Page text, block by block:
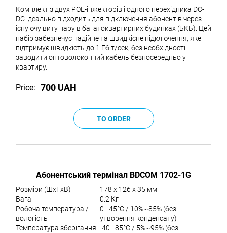
Комплект з двух POE-інжекторів і одного перехідника DC-
DC ідеально підходить для підключення абонентів через
існуючу виту пару в багатоквартирних будинках (БКБ). Цей
набір забезпечує надійне та швидкісне підключення, яке
підтримує швидкість до 1 Гбіт/сек, без необхідності
заводити оптоволоконний кабель безпосередньо у
квартиру.
Price: 700 UAH
Абонентський термінал BDCOM 1702-1G
Розміри (ШxГxВ)
178 x 126 x 35 мм
Вага
0.2 Кг
Робоча температура /
вологість
0 - 45°C / 10%~85% (без
утворення конденсату)
Температура зберігання -40 - 85°C / 5%~95% (без